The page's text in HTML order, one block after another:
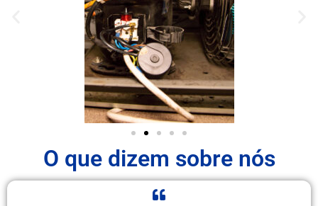
O que dizem sobre nós